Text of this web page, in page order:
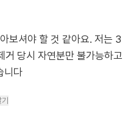
보셔야 할 것 같아요. 저는 3
거 당시 자연분만 불가능하고
니다